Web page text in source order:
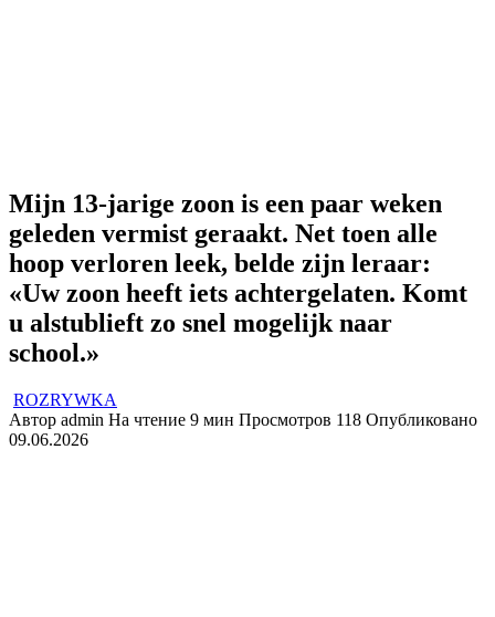
Mijn 13-jarige zoon is een paar weken
geleden vermist geraakt. Net toen alle
hoop verloren leek, belde zijn leraar:
«Uw zoon heeft iets achtergelaten. Komt
u alstublieft zo snel mogelijk naar
school.»
ROZRYWKA
Автор admin На чтение 9 мин Просмотров 118 Опубликовано
09.06.2026